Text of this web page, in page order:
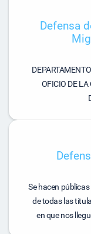
Defensa
OFICIO DE
Se hacen
de todas las
en que nos